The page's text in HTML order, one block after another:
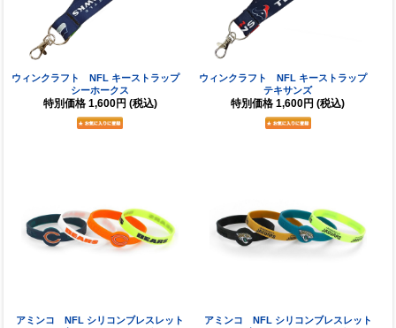
ウィンクラフト NFL キーストラップ
シーホークス
特別価格 1,600円 (税込)
ウィンクラフト NFL キーストラップ
テキサンズ
特別価格 1,600円 (税込)
アミンコ NFL シリコンブレスレット
アミンコ NFL シリコンブレスレット